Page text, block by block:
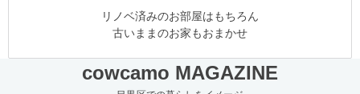
リノベ済みのお部屋はもちろん
古いままのお家もおまかせ
cowcamo MAGAZINE